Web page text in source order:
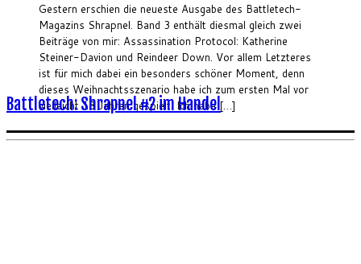
Gestern erschien die neueste Ausgabe des Battletech-
Magazins Shrapnel. Band 3 enthält diesmal gleich zwei
Beiträge von mir: Assassination Protocol: Katherine
Steiner-Davion und Reindeer Down. Vor allem Letzteres
ist für mich dabei ein besonders schöner Moment, denn
dieses Weihnachtsszenario habe ich zum ersten Mal vor
vielleicht 18 Jahren gespielt. Ich habe […]
Battletech: Shrapnel #2 im Handel